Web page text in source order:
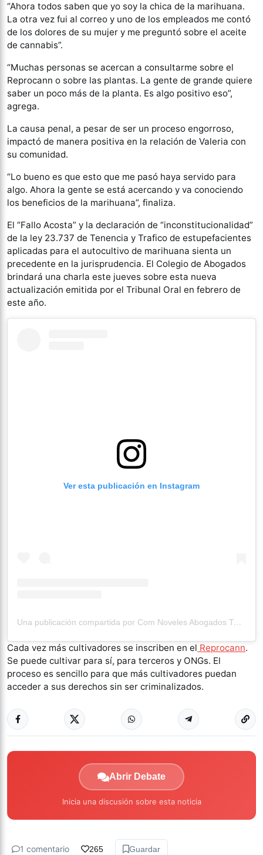
“Ahora todos saben que yo soy la chica de la marihuana.
La otra vez fui al correo y uno de los empleados me contó
de los dolores de su mujer y me preguntó sobre el aceite
de cannabis”.
“Muchas personas se acercan a consultarme sobre el
Reprocann o sobre las plantas. La gente de grande quiere
saber un poco más de la planta. Es algo positivo eso”,
agrega.
La causa penal, a pesar de ser un proceso engorroso,
impactó de manera positiva en la relación de Valeria con
su comunidad.
“Lo bueno es que esto que me pasó haya servido para
algo. Ahora la gente se está acercando y va conociendo
los beneficios de la marihuana”, finaliza.
El “Fallo Acosta” y la declaración de “inconstitucionalidad”
de la ley 23.737 de Tenencia y Trafico de estupefacientes
aplicadas para el autocultivo de marihuana sienta un
precedente en la jurisprudencia. El Colegio de Abogados
brindará una charla este jueves sobre esta nueva
actualización emitida por el Tribunal Oral en febrero de
este año.
Ver esta publicación en Instagram
Una publicación compartida por Com Noveles Abogados Tuc (@comisiondenovelestuc)
Cada vez más cultivadores se inscriben en el Reprocann.
Se puede cultivar para sí, para terceros y ONGs. El
proceso es sencillo para que más cultivadores puedan
acceder a sus derechos sin ser criminalizados.
Abrir Debate
Inicia una discusión sobre esta noticia
1 comentario 265 Guardar